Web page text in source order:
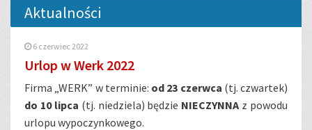
Aktualności
6 czerwiec 2022
Urlop w Werk 2022
Firma „WERK” w terminie: od 23 czerwca (tj. czwartek)
do 10 lipca (tj. niedziela) będzie NIECZYNNA z powodu
urlopu wypoczynkowego.